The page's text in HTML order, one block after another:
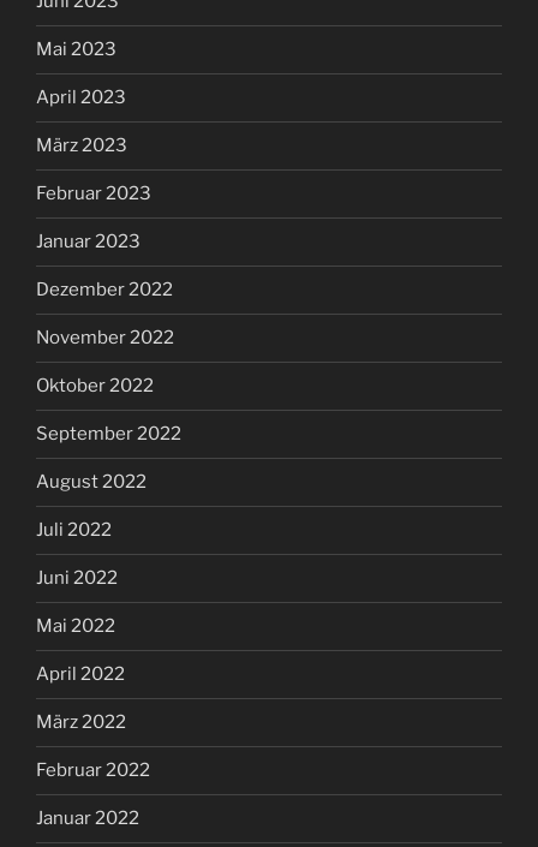
Mai 2023
April 2023
März 2023
Februar 2023
Januar 2023
Dezember 2022
November 2022
Oktober 2022
September 2022
August 2022
Juli 2022
Juni 2022
Mai 2022
April 2022
März 2022
Februar 2022
Januar 2022